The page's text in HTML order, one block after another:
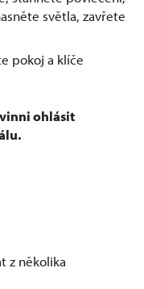
světla, zavřete
pokoj a klíče
ohlásit
z několika